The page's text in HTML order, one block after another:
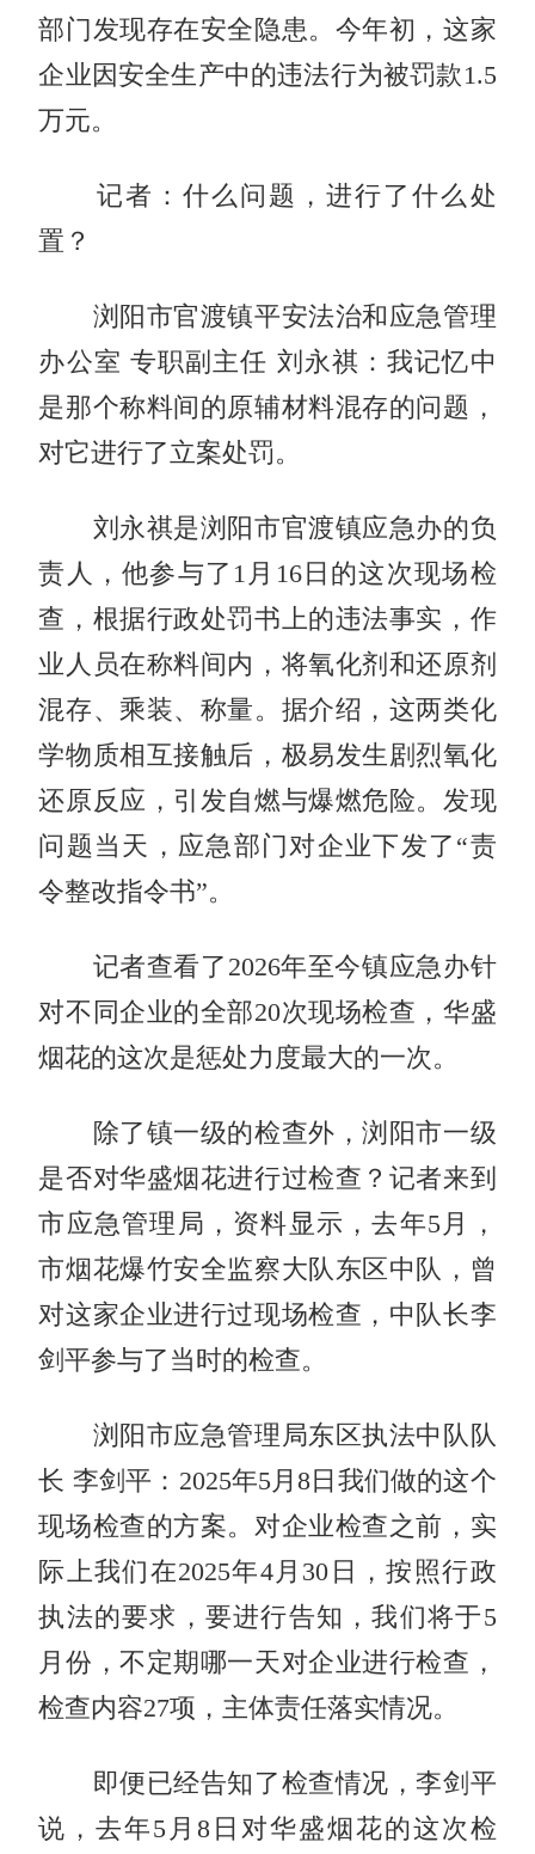
部门发现存在安全隐患。今年初，这家
企业因安全生产中的违法行为被罚款1.5
万元。
记者：什么问题，进行了什么处
置？
浏阳市官渡镇平安法治和应急管理
办公室 专职副主任 刘永祺：我记忆中
是那个称料间的原辅材料混存的问题，
对它进行了立案处罚。
刘永祺是浏阳市官渡镇应急办的负
责人，他参与了1月16日的这次现场检
查，根据行政处罚书上的违法事实，作
业人员在称料间内，将氧化剂和还原剂
混存、乘装、称量。据介绍，这两类化
学物质相互接触后，极易发生剧烈氧化
还原反应，引发自燃与爆燃危险。发现
问题当天，应急部门对企业下发了“责
令整改指令书”。
记者查看了2026年至今镇应急办针
对不同企业的全部20次现场检查，华盛
烟花的这次是惩处力度最大的一次。
除了镇一级的检查外，浏阳市一级
是否对华盛烟花进行过检查？记者来到
市应急管理局，资料显示，去年5月，
市烟花爆竹安全监察大队东区中队，曾
对这家企业进行过现场检查，中队长李
剑平参与了当时的检查。
浏阳市应急管理局东区执法中队队
长 李剑平：2025年5月8日我们做的这个
现场检查的方案。对企业检查之前，实
际上我们在2025年4月30日，按照行政
执法的要求，要进行告知，我们将于5
月份，不定期哪一天对企业进行检查，
检查内容27项，主体责任落实情况。
即便已经告知了检查情况，李剑平
说，去年5月8日对华盛烟花的这次检